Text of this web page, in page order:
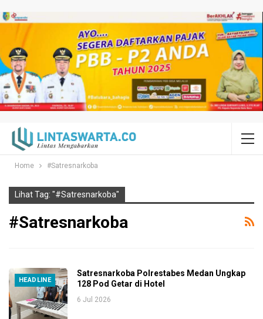
Home #Satresnarkoba
Lihat Tag: "#Satresnarkoba"
#Satresnarkoba
HEADLINE
Satresnarkoba Polrestabes Medan Ungkap
128 Pod Getar di Hotel
6 Jul 2026